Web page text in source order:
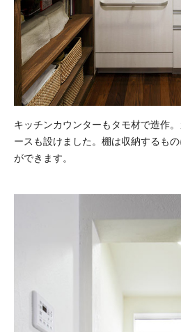
キッチンカウンターもタモ材で造作
ースも設けました。棚は収納するも
ができます。